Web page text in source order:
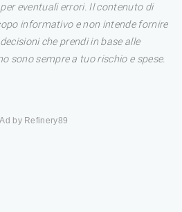
eventuali errori. Il contenuto di
informativo e non intende fornire
che prendi in base alle
sono sempre a tuo rischio e spese.
by Refinery89